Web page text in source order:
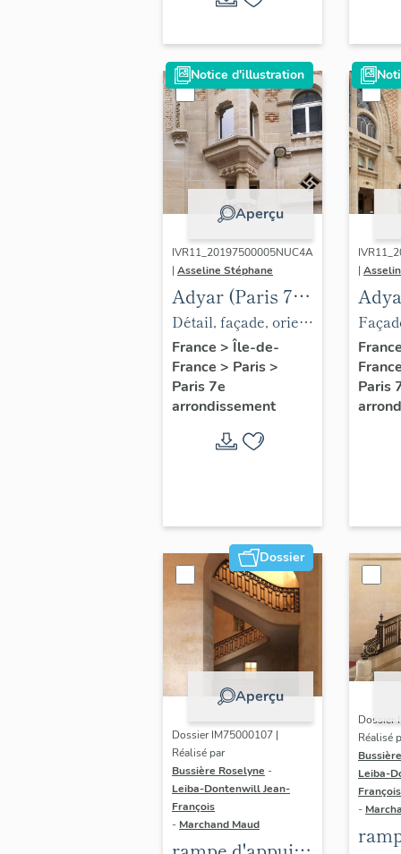
Notice d'illustration
Aperçu
IVR11_20197500005NUC4A
| Asseline Stéphane
Adyar (Paris 7e
arrondissement),
salle (actuel
théâtre de la
Tour Eiffel)
Détail, façade, oriel
surmontant l'entrée
de la salle Adyar et
sa console
France > Île-de-
France > Paris>
Paris 7e
arrondissement
|
de la
Paris
Dossier
Aperçu
Dossier IM75000107 |
Réalisé par
Bussière Roselyne -
Leiba-Dontenwill Jean-
François
- Marchand Maud
Dossier
Réalisé
Leiba-
François
-